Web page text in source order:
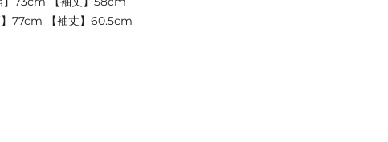
77cm 【袖丈】60.5cm